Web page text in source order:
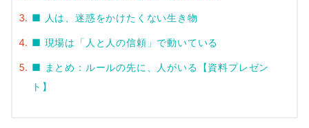
■ 人は、迷惑をかけたくない生き物
■ 現場は「人と人の信頼」で動いている
■ まとめ：ルールの先に、人がいる【資料プレゼン
ト】